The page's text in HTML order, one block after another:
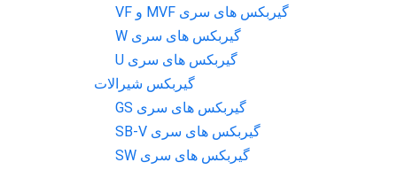
گیربکس های سری MVF و VF
گیربکس های سری W
گیربکس های سری U
گیربکس شیرالات
گیربکس های سری GS
گیربکس های سری SB-V
گیربکس های سری SW